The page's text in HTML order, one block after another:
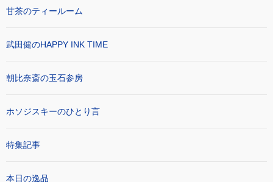
甘茶のティールーム
武田健のHAPPY INK TIME
朝比奈斎の玉石参房
ホソジスキーのひとり言
特集記事
本日の逸品